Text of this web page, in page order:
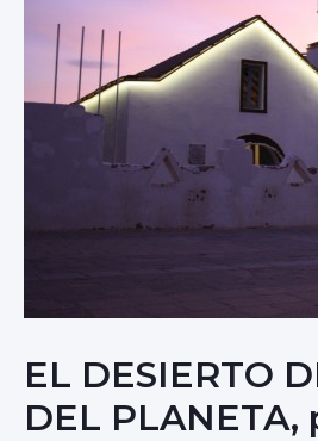
EL DESIERTO
DEL